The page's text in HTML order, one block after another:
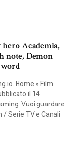
hero Academia,
note, Demon
Home » Film
il 14
Vuoi guardare
/ Serie TV e Canali